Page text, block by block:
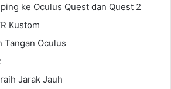
ke Oculus Quest dan Quest 2
Kustom
Tangan Oculus
Jarak Jauh